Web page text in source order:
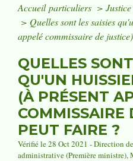
Accueil particuliers > Justice
> Quelles sont les saisies
appelé commissaire de
QUELLES
QU'UN
(À PRÉSENT
COMMISSAIRE
PEUT FAIRE ?
Vérifié le 28 Oct 2021 - Direction
administrative (Première ministre),